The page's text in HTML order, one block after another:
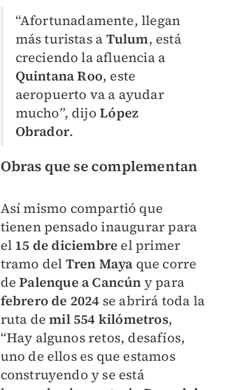
“Afortunadamente, llegan
más turistas a Tulum, está
creciendo la afluencia a
Quintana Roo, este
aeropuerto va a ayudar
mucho”, dijoLópez
Obrador.
Obras que se complementan
Así mismo compartió que
tienen pensado inaugurar para
el 15 de diciembre el primer
tramo del Tren Maya que corre
dePalenque a Cancún y para
febrero de 2024 se abrirá toda la
ruta demil 554 kilómetros,
“Hay algunos retos, desafíos,
uno de ellos es que estamos
construyendo y se está